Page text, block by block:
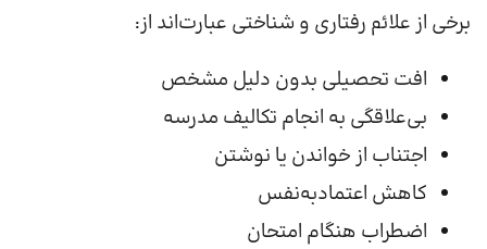
برخی از علائم رفتاری و شناختی عبارت‌اند از:
افت تحصیلی بدون دلیل مشخص
بی‌علاقگی به انجام تکالیف مدرسه
اجتناب از خواندن یا نوشتن
کاهش اعتمادبه‌نفس
اضطراب هنگام امتحان